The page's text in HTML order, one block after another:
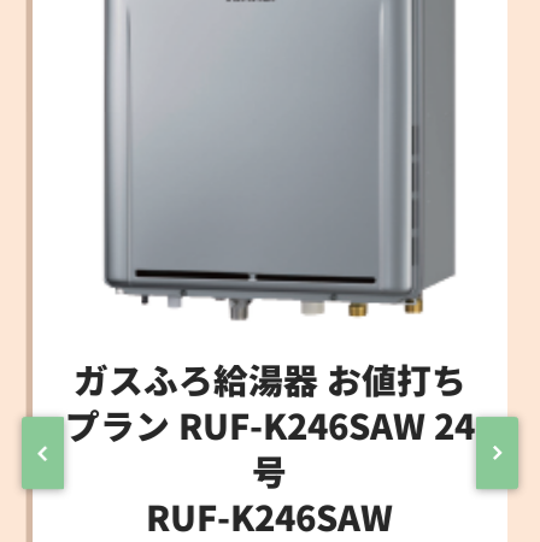
ガスふろ給湯器 お値打ち
プラン RUF-K246SAW 24
号
RUF-K246SAW